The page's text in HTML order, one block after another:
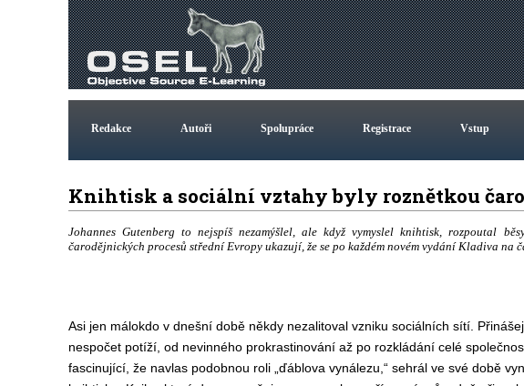
Redakce Autoři Spolupráce Registrace Vstup
Knihtisk a sociální vztahy byly roznětkou
Johannes Gutenberg to nejspíš nezamýšlel, ale když vymyslel knihtisk, rozpoutal
čarodějnických procesů střední Evropy ukazují, že se po každém novém vydání Kladiva
Asi jen málokdo v dnešní době někdy nezalitoval vzniku sociálních sítí.
nespočet potíží, od nevinného prokrastinování až po rozkládání celé
fascinující, že navlas podobnou roli „ďáblova vynálezu,“ sehrál ve své době